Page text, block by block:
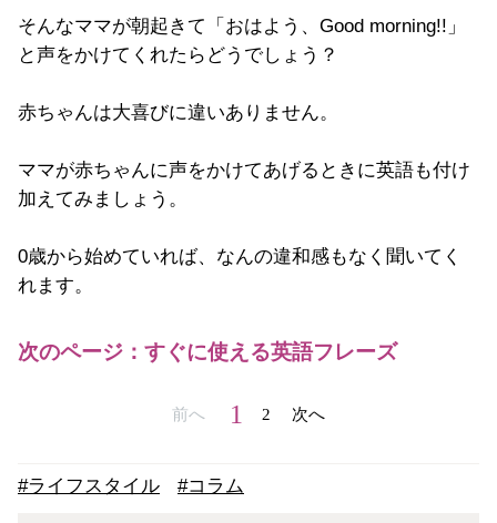
そんなママが朝起きて 「おはよう、 Good morning!! 」
と声をかけてくれたらどうでしょう？
赤ちゃんは大喜びに違いありません。
ママが赤ちゃんに声をかけてあげるときに英語も付け
加えてみましょう。
0歳から始めていれば、なんの違和感もなく聞いてく
れます。
次のページ：すぐに使える英語フレーズ
前へ 1 2 次へ
#ライフスタイル #コラム